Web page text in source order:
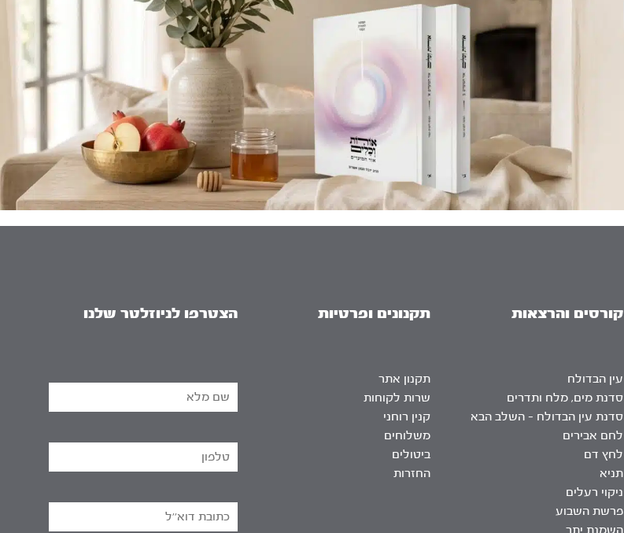
קורסים והרצאות
עין הבדולח
סדנת מים, מלח ותדרים
סדנת עין הבדולח – השלב הבא
לחם אבירים
לחץ דם
תניא
ניקוי רעלים
פרשת השבוע
תקנונים ופרטיות
תקנון אתר
שרות לקוחות
קנין רוחני
משלוחים
ביטולים
החזרות
הצטרפו לניוזלטר שלנו